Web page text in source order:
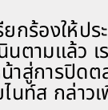
กร้องให้ป
ตามแล้ว
การปิดตล
นท์ส กล่าว